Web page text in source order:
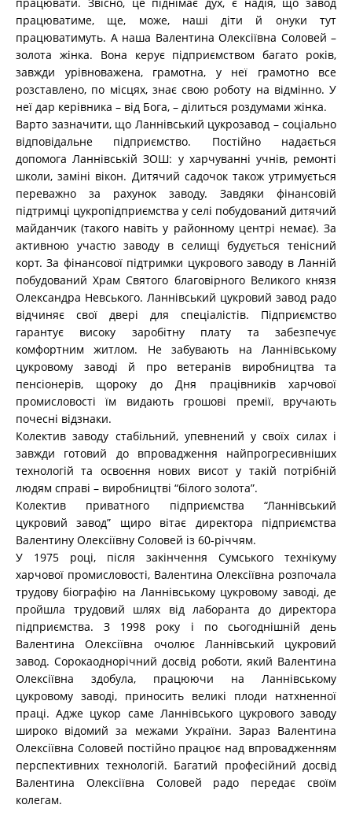
працюватиме, ще, може, наші діти й онуки тут
працюватимуть. А наша Валентина Олексіївна Соловей –
золота жінка. Вона керує підприємством багато років,
завжди урівноважена, грамотна, у неї грамотно все
розставлено, по місцях, знає свою роботу на відмінно. У
неї дар керівника – від Бога, – ділиться роздумами жінка.
Варто зазначити, що Ланнівський цукрозавод – соціально
відповідальне підприємство. Постійно надається
допомога Ланнівській ЗОШ: у харчуванні учнів, ремонті
школи, заміні вікон. Дитячий садочок також утримується
переважно за рахунок заводу. Завдяки фінансовій
підтримці цукропідприємства у селі побудований дитячий
майданчик (такого навіть у районному центрі немає). За
активною участю заводу в селищі будується тенісний
корт. За фінансової підтримки цукрового заводу в Ланній
побудований Храм Святого благовірного Великого князя
Олександра Невського. Ланнівський цукровий завод радо
відчиняє свої двері для спеціалістів. Підприємство
гарантує високу заробітну плату та забезпечує
комфортним житлом. Не забувають на Ланнівському
цукровому заводі й про ветеранів виробництва та
пенсіонерів, щороку до Дня працівників харчової
промисловості їм видають грошові премії, вручають
почесні відзнаки.
Колектив заводу стабільний, упевнений у своїх силах і
завжди готовий до впровадження найпрогресивніших
технологій та освоєння нових висот у такій потрібній
людям справі – виробництві “білого золота”.
Колектив приватного підприємства “Ланнівський
цукровий завод” щиро вітає директора підприємства
Валентину Олексіївну Соловей із 60-річчям.
У 1975 році, після закінчення Сумського технікуму
харчової промисловості, Валентина Олексіївна розпочала
трудову біографію на Ланнівському цукровому заводі, де
пройшла трудовий шлях від лаборанта до директора
підприємства. З 1998 року і по сьогоднішній день
Валентина Олексіївна очолює Ланнівський цукровий
завод. Сорокаоднорічний досвід роботи, який Валентина
Олексіївна здобула, працюючи на Ланнівському
цукровому заводі, приносить великі плоди натхненної
праці. Адже цукор саме Ланнівського цукрового заводу
широко відомий за межами України. Зараз Валентина
Олексіївна Соловей постійно працює над впровадженням
перспективних технологій. Багатий професійний досвід
Валентина Олексіївна Соловей радо передає своїм
колегам.